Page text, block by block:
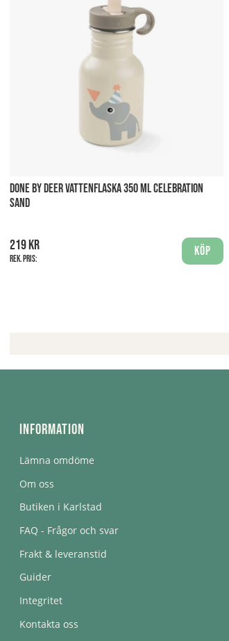
DONE BY DEER VATTENFLASKA 350 ML CELEBRATION
SAND
219 kr
Rek. pris:
Köp
Information
Lämna omdöme
Om oss
Butiken i Karlstad
FAQ - Frågor och svar
Frakt & leveranstid
Guider
Integritet
Kontakta oss